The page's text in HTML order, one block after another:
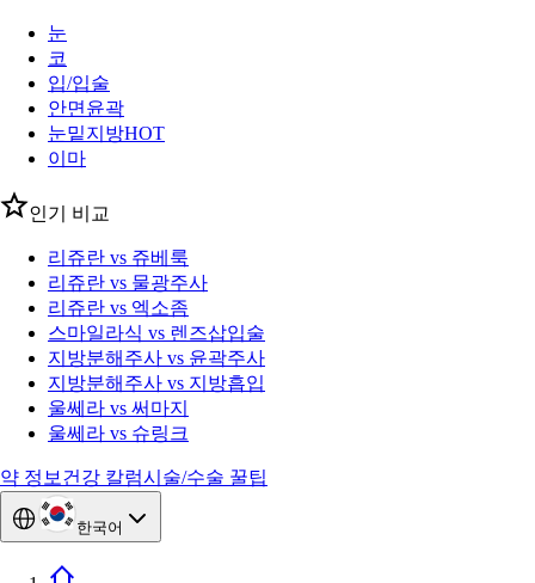
눈
코
입/입술
안면윤곽
눈밑지방HOT
이마
인기 비교
리쥬란 vs 쥬베룩
리쥬란 vs 물광주사
리쥬란 vs 엑소좀
스마일라식 vs 렌즈삽입술
지방분해주사 vs 윤곽주사
지방분해주사 vs 지방흡입
울쎄라 vs 써마지
울쎄라 vs 슈링크
약 정보 건강 칼럼시술/수술 꿀팁
한국어